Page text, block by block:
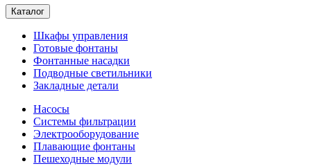
Каталог
Шкафы управления
Готовые фонтаны
Фонтанные насадки
Подводные светильники
Закладные детали
Насосы
Системы фильтрации
Электрооборудование
Плавающие фонтаны
Пешеходные модули